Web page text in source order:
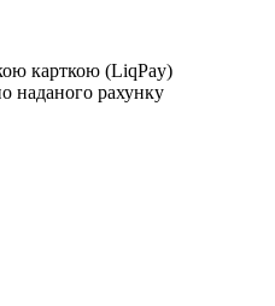
карткою (LiqPay)
наданого рахунку